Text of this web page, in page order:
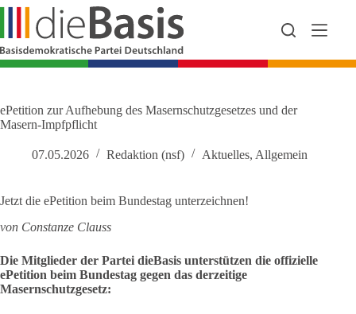
Zum
springen
ePetition zur Aufhebung des Masernschutzgesetzes und der
Masern-Impfpflicht
07.05.2026 Redaktion (nsf) Aktuelles, Allgemein
Jetzt die ePetition beim Bundestag unterzeichnen!
von Constanze Clauss
Die Mitglieder der Partei dieBasis unterstützen die offizielle
ePetition beim Bundestag gegen das derzeitige
Masernschutzgesetz: